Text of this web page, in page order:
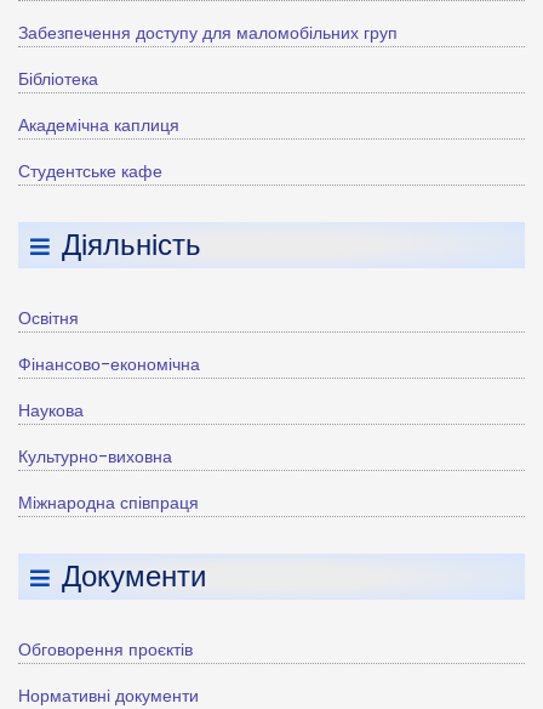
Забезпечення доступу для маломобільних груп
Бібліотека
Академічна каплиця
Студентське кафе
Діяльність
Освітня
Фінансово-економічна
Наукова
Культурно-виховна
Міжнародна співпраця
Документи
Обговорення проєктів
Нормативні документи